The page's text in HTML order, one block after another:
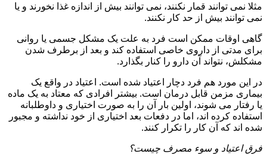
مثلا نمی توانند قمار نکنند، نمی توانند بیش از اندازه غذا نخورند و یا
نمی توانند بیش از حد کار نکنند.
گاهی اوقات ممکن است فرد به علت یک مشکل جسمی یا روانی
برای مدتی از داروی خاصی استفاده کند و بعد از برطرف شدن
مشکلش، نتواند آن دارو را کنار بگذارد.
در این مورد هم فرد دچار اعتیاد شده است. اعتیاد در واقع یک
بیماری مزمن قابل درمان است. بیشتر افرادی که معتاد به یک ماده
یا رفتار می شوند، اولین بار آن را به صورت اختیاری و داوطلبانه
استفاده کرده اند، اما در دفعات بعد اختیاری از خود نداشته و مجبور
شده اند که آن کار را تکرار کنند.
فرق اعتیاد و سوء مصرف چیست؟